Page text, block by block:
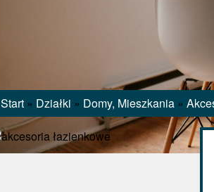
Start » Działki » Domy, Mieszkania »